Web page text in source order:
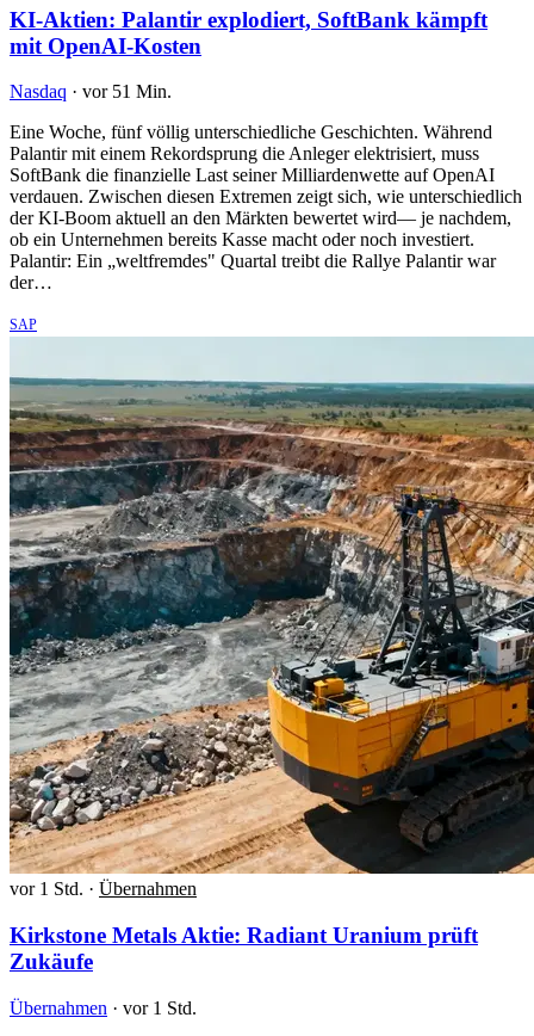
KI-Aktien: Palantir explodiert, SoftBank kämpft
mit OpenAI-Kosten
Nasdaq · vor 51 Min.
Eine Woche, fünf völlig unterschiedliche Geschichten. Während
Palantir mit einem Rekordsprung die Anleger elektrisiert, muss
SoftBank die finanzielle Last seiner Milliardenwette auf OpenAI
verdauen. Zwischen diesen Extremen zeigt sich, wie unterschiedlich
der KI-Boom aktuell an den Märkten bewertet wird— je nachdem,
ob ein Unternehmen bereits Kasse macht oder noch investiert.
Palantir: Ein „weltfremdes" Quartal treibt die Rallye Palantir war
der…
SAP
vor 1 Std. · Übernahmen
Kirkstone Metals Aktie: Radiant Uranium prüft
Zukäufe
Übernahmen · vor 1 Std.